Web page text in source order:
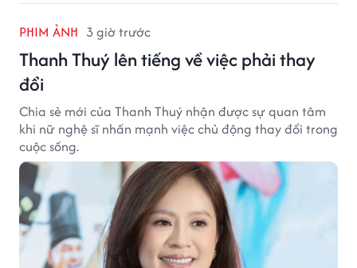
PHIM ẢNH 3 giờ trước
Thanh Thuý lên tiếng về việc phải thay
đổi
Chia sẻ mới của Thanh Thuý nhận được sự quan tâm
khi nữ nghệ sĩ nhấn mạnh việc chủ động thay đổi trong
cuộc sống.